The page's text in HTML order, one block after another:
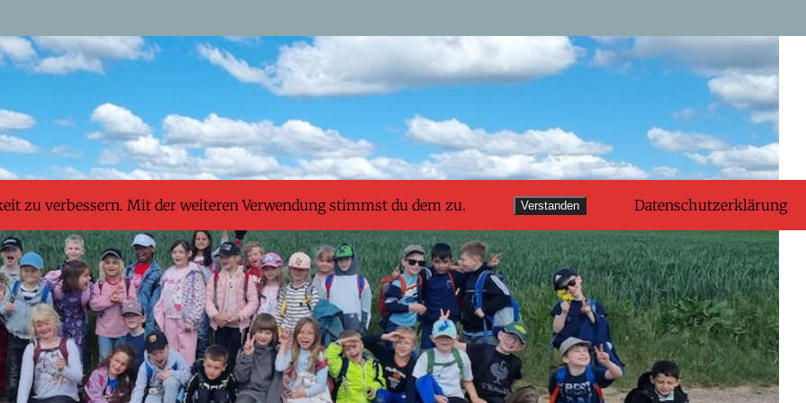
zu verbessern. Mit der weiteren Verwendung stimmst du dem zu. Verstanden Datenschutzerklärung